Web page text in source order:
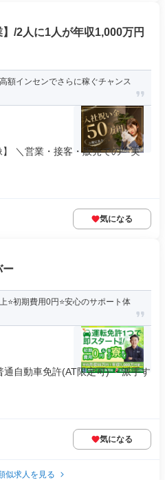
/2人に1人が年収1,000万円
額インセンでさらに稼ぐチャンス
＼営業・接客・販売での「実
気になる
ー
⭐️初期費用0円⭐️安心のサポート体
自動車免許(AT限定可) ・派手す
気になる
似求人を見る